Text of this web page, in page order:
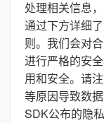
处理相关信息
通过下方详细
则。我们会对
进行严格的安
用和安全。请
等原因导致数
SDK公布的隐